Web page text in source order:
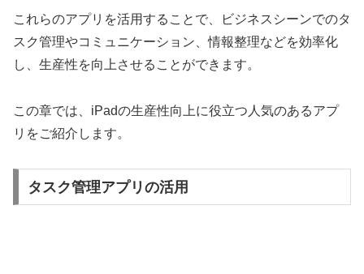
これらのアプリを活用することで、ビジネスシーンでのタ
スク管理やコミュニケーション、情報整理などを効率化
し、生産性を向上させることができます。
この章では、iPadの生産性向上に役立つ人気のあるアプ
リをご紹介します。
タスク管理アプリの活用